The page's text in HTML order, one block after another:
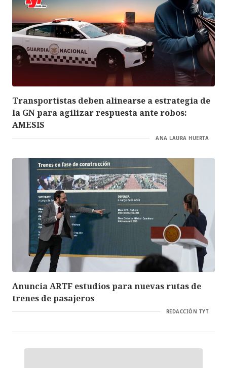
Transportistas deben alinearse a estrategia de
la GN para agilizar respuesta ante robos:
AMESIS
ANA LAURA HUERTA
Anuncia ARTF estudios para nuevas rutas de
trenes de pasajeros
REDACCIÓN TYT